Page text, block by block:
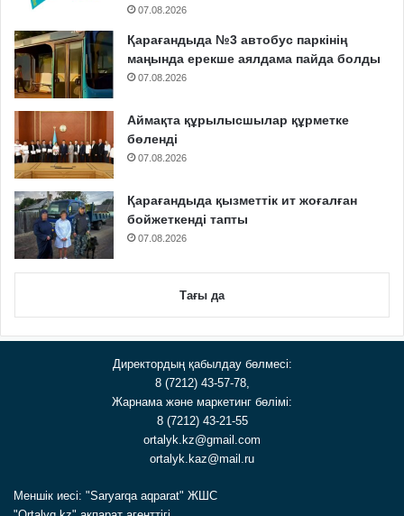
07.08.2026
Қарағандыда №3 автобус паркінің
маңында ерекше аялдама пайда болды
07.08.2026
Аймақта құрылысшылар құрметке
бөленді
07.08.2026
Қарағандыда қызметтік ит жоғалған
бойжеткенді тапты
07.08.2026
Тағы да
Директордың қабылдау бөлмесі:
8 (7212) 43-57-78,
Жарнама және маркетинг бөлімі:
8 (7212) 43-21-55
ortalyk.kz@gmail.com
ortalyk.kaz@mail.ru
Меншік иесі: "Saryarqa aqparat" ЖШС